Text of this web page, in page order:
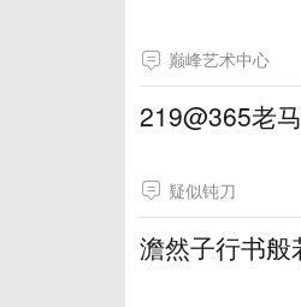
巅峰艺术中心
219@365老
疑似钝刀
澹然子行书